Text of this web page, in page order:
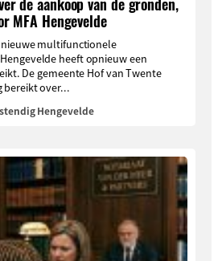
de aankoop van de gronden,
MFA Hengevelde
multifunctionele
heeft opnieuw een
De gemeente Hof van Twente
bereikt over...
Hengevelde